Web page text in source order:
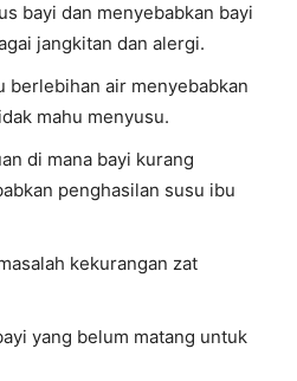
bayi dan menyebabkan bayi
jangkitan dan alergi.
berlebihan air menyebabkan
mahu menyusu.
di mana bayi kurang
penghasilan susu ibu
kekurangan zat
yang belum matang untuk